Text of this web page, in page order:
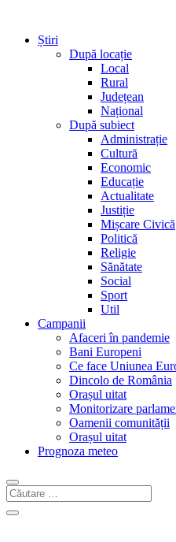
Știri
După locație
Local
Rural
Județean
Național
După subiect
Administrație
Cultură
Economic
Educație
Actualitate
Justiție
Mișcare Civică
Politică
Religie
Sănătate
Social
Sport
Util
Campanii
Afaceri în pandemie
Bani Europeni
Ce face Uniunea
Dincolo de România
Orașul uitat
Monitorizare
Oamenii comunității
Orașul uitat
Prognoza meteo